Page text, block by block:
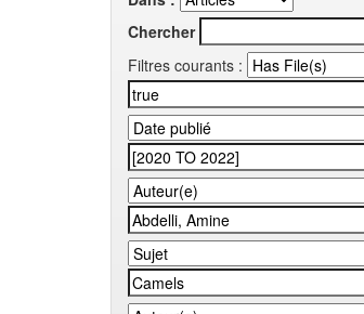
Chercher
Filtres courants :